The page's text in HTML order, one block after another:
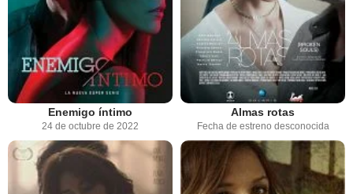
Enemigo íntimo
24 de octubre de 2022
Almas rotas
Fecha de estreno desconocida